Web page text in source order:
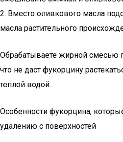
2. Вместо оливкового масла
масла растительного
Обрабатываете жирной
что не даст фукорцину
теплой водой.
Особенности фукорцина,
удалению с поверхностей